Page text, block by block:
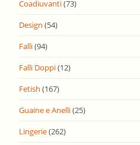
Coadiuvanti(73)
Design (54)
Falli(94)
Falli Doppi(12)
Fetish (167)
Guaine e Anelli(25)
Lingerie(262)